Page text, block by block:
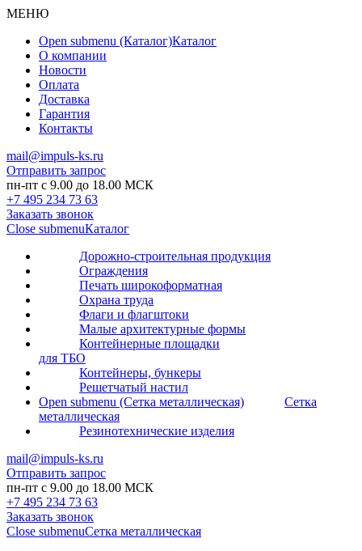
МЕНЮ
Open submenu (Каталог)Каталог
О компании
Новости
Оплата
Доставка
Гарантия
Контакты
mail@impuls-ks.ru
Отправить запрос
пн-пт с 9.00 до 18.00 МСК
+7 495 234 73 63
Заказать звонок
Close submenuКаталог
Дорожно-строительная продукция
Ограждения
Печать широкоформатная
Охрана труда
Флаги и флагштоки
Малые архитектурные формы
Контейнерные площадки
для ТБО
Контейнеры, бункеры
Решетчатый настил
Open submenu (Сетка металлическая)
Сетка
металлическая
Резинотехнические изделия
mail@impuls-ks.ru
Отправить запрос
пн-пт с 9.00 до 18.00 МСК
+7 495 234 73 63
Заказать звонок
Close submenuСетка металлическая